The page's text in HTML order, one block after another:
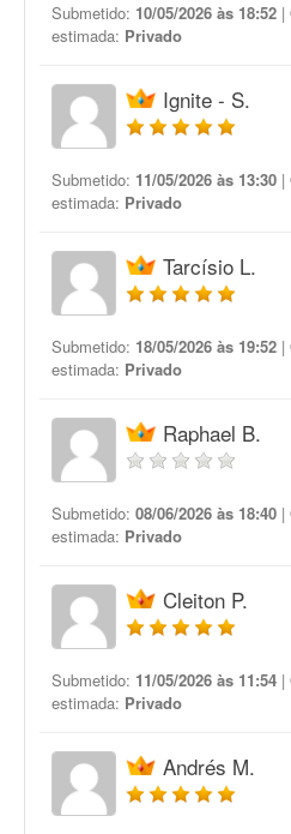
Submetido: 10/05/2026 às 18:52 |
estimada: Privado
Ignite - S.
Submetido: 11/05/2026 às 13:30 |
estimada: Privado
Tarcísio L.
Submetido: 18/05/2026 às 19:52 |
estimada: Privado
Raphael B.
Submetido: 08/06/2026 às 18:40 |
estimada: Privado
Cleiton P.
Submetido: 11/05/2026 às 11:54 |
estimada: Privado
Andrés M.